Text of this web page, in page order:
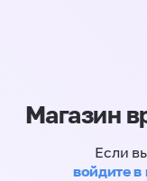
Магазин
Если
войдите